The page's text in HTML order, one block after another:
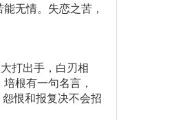
无情。失恋之苦，
打出手，白刃相
根有一句名言，
恨和报复决不会招